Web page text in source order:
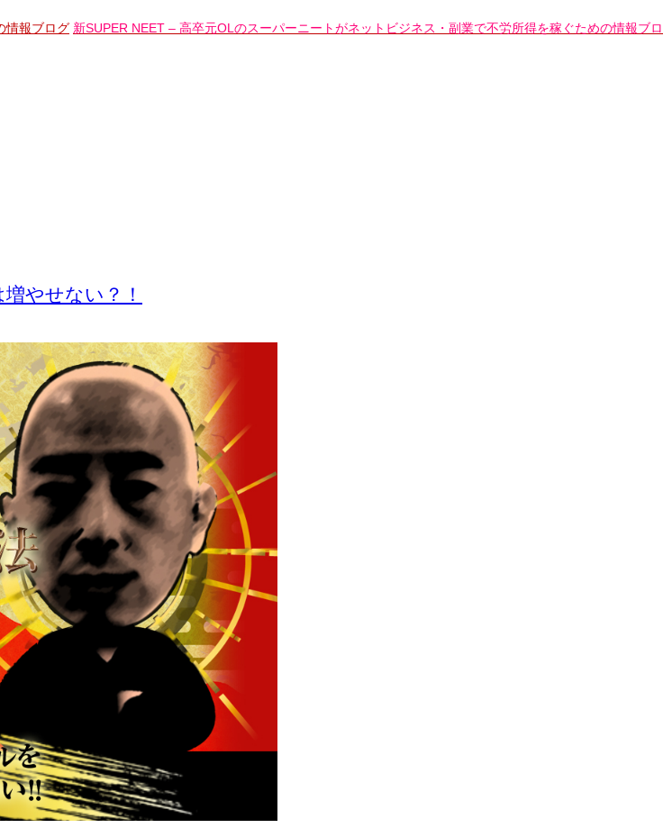
新SUPER NEET – 高卒元OLのスーパーニートがネットビジネス・副業で不労所得を稼ぐための情報ブロ
やせない？！